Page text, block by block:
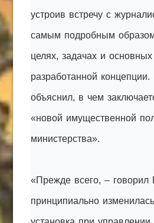
устроив встречу с
самым подробным
целях, задачах и
разработанной
объяснил, в чем
«новой имущественной
министерства».
«Прежде всего, – говорил
принципиально